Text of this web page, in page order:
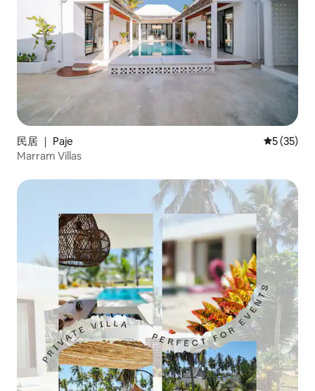
民居 ｜ Paje 平均评分
5 (35)
Marram Villas